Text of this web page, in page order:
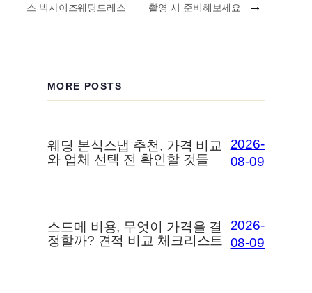
스 빅사이즈웨딩드레스
촬영 시 준비해보세요
→
MORE POSTS
웨딩 본식스냅 추천, 가격 비교
와 업체 선택 전 확인할 것들
2026-
08-09
스드메 비용, 무엇이 가격을 결
정할까? 견적 비교 체크리스트
2026-
08-09